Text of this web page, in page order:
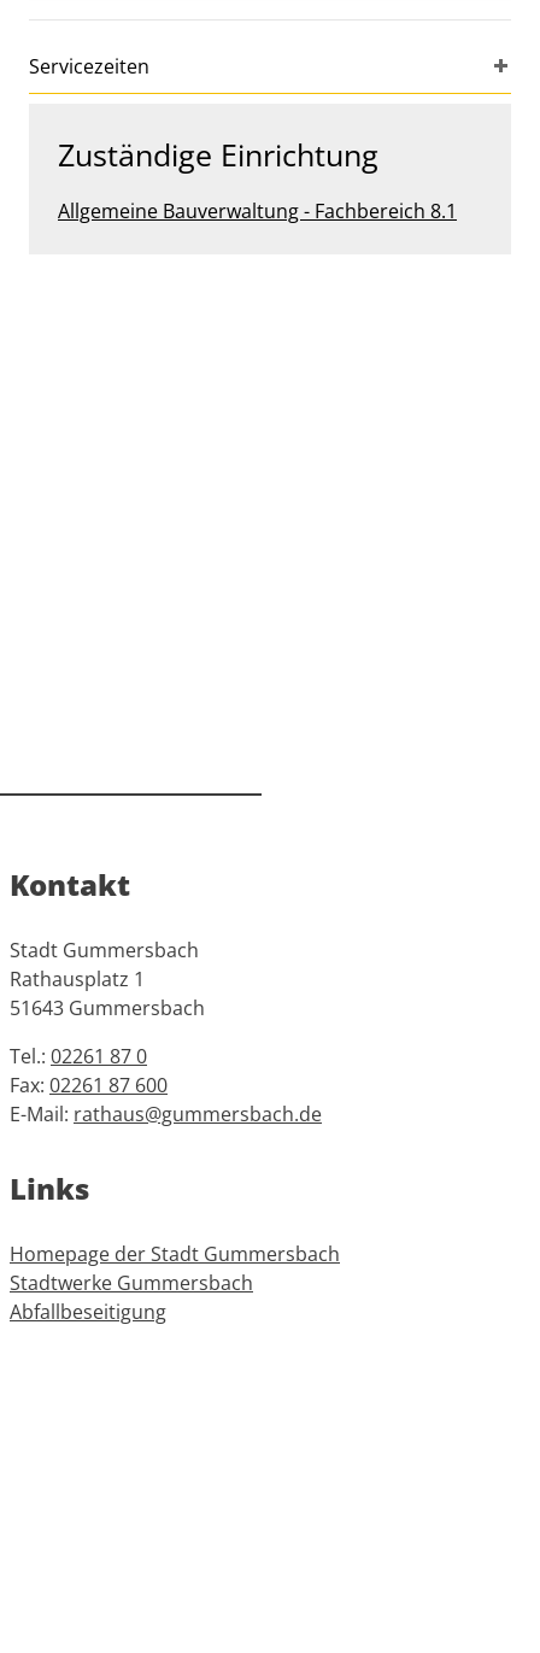
Servicezeiten
Zuständige Einrichtung
Allgemeine Bauverwaltung - Fachbereich 8.1
Kontakt
Stadt Gummersbach
Rathausplatz 1
51643 Gummersbach
Tel.: 02261 87 0
Fax: 02261 87 600
E-Mail: rathaus@gummersbach.de
Links
Homepage der Stadt Gummersbach
Stadtwerke Gummersbach
Abfallbeseitigung